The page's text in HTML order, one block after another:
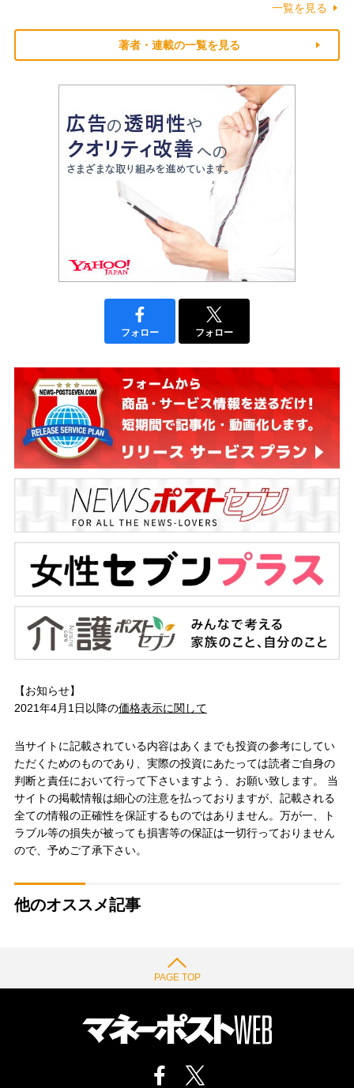
一覧を見る
著者・連載の一覧を見る
フォロー フォロー
【お知らせ】
2021年4月1日以降の価格表示に関して
当サイトに記載されている内容はあくまでも投資の参考にしてい
ただくためのものであり、実際の投資にあたっては読者ご自身の
判断と責任において行って下さいますよう、お願い致します。 当
サイトの掲載情報は細心の注意を払っておりますが、記載される
全ての情報の正確性を保証するものではありません。万が一、ト
ラブル等の損失が被っても損害等の保証は一切行っておりません
ので、予めご了承下さい。
他のオススメ記事
PAGE TOP